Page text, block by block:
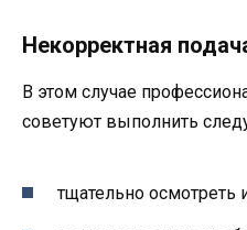
Некорректная
В этом случае
советуют выполнить
тщательно осмотреть